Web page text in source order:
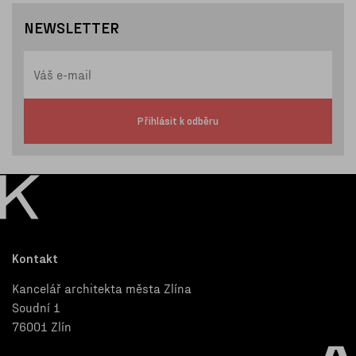
NEWSLETTER
Přihlásit k odběru
Kontakt
Kancelář architekta města Zlína
Soudní 1
76001 Zlín